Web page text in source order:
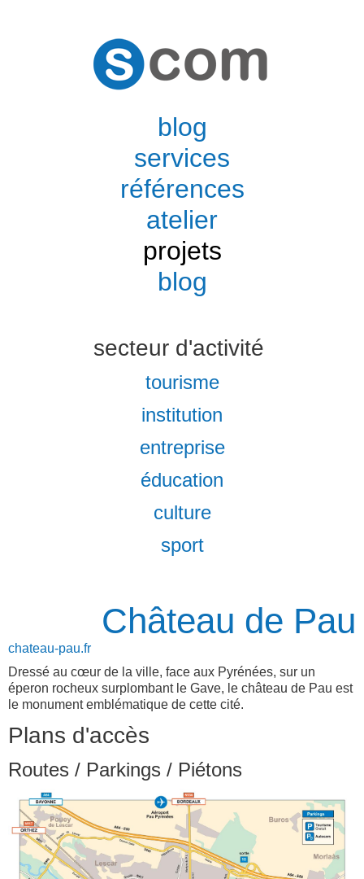
blog
services
références
atelier
projets
blog
secteur d'activité
tourisme
institution
entreprise
éducation
culture
sport
Château de Pau
chateau-pau.fr
Dressé au cœur de la ville, face aux Pyrénées, sur un
éperon rocheux surplombant le Gave, le château de Pau est
le monument emblématique de cette cité.
Plans d'accès
Routes / Parkings / Piétons